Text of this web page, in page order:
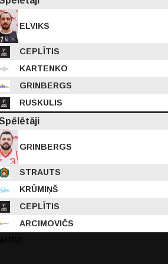
ELVIKS
CEPLĪTIS
KARTENKO
GRINBERGS
RUSKULIS
GRINBERGS
STRAUTS
KRŪMIŅŠ
CEPLĪTIS
ARCIMOVIČS